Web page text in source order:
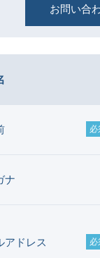
お問い合
必
ナ
アドレス 必